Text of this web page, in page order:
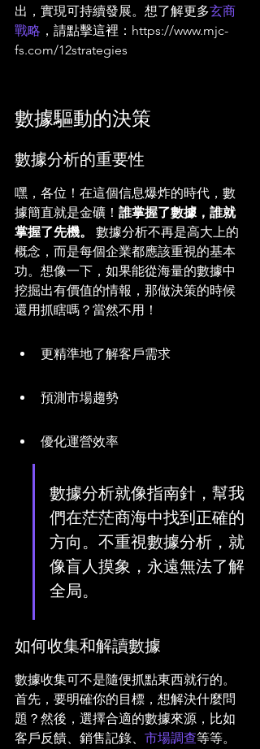
出，實現可持續發展。想了解更多玄商
戰略 ，請點擊這裡：https://www.mjc-
fs.com/12strategies
數據驅動的決策
數據分析的重要性
嘿，各位！在這個信息爆炸的時代，數
據簡直就是金礦！ 誰掌握了數據，誰就
掌握了先機。
數據分析不再是高大上的
概念，而是每個企業都應該重視的基本
功。想像一下，如果能從海量的數據中
挖掘出有價值的情報，那做決策的時候
還用抓瞎嗎？當然不用！
更精準地了解客戶需求
預測市場趨勢
優化運營效率
數據分析就像指南針，幫我
們在茫茫商海中找到正確的
方向。不重視數據分析，就
像盲人摸象，永遠無法了解
全局。
如何收集和解讀數據
數據收集可不是隨便抓點東西就行的。
首先，要明確你的目標，想解決什麼問
題？然後，選擇合適的數據來源，比如
客戶反饋、銷售記錄、 市場調查等等。